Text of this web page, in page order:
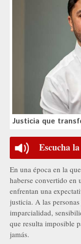
Justicia que
Escucha
En una época en la
haberse convertido en
enfrentan una
justicia. A las
imparcialidad,
que resulta imposible
jamás.